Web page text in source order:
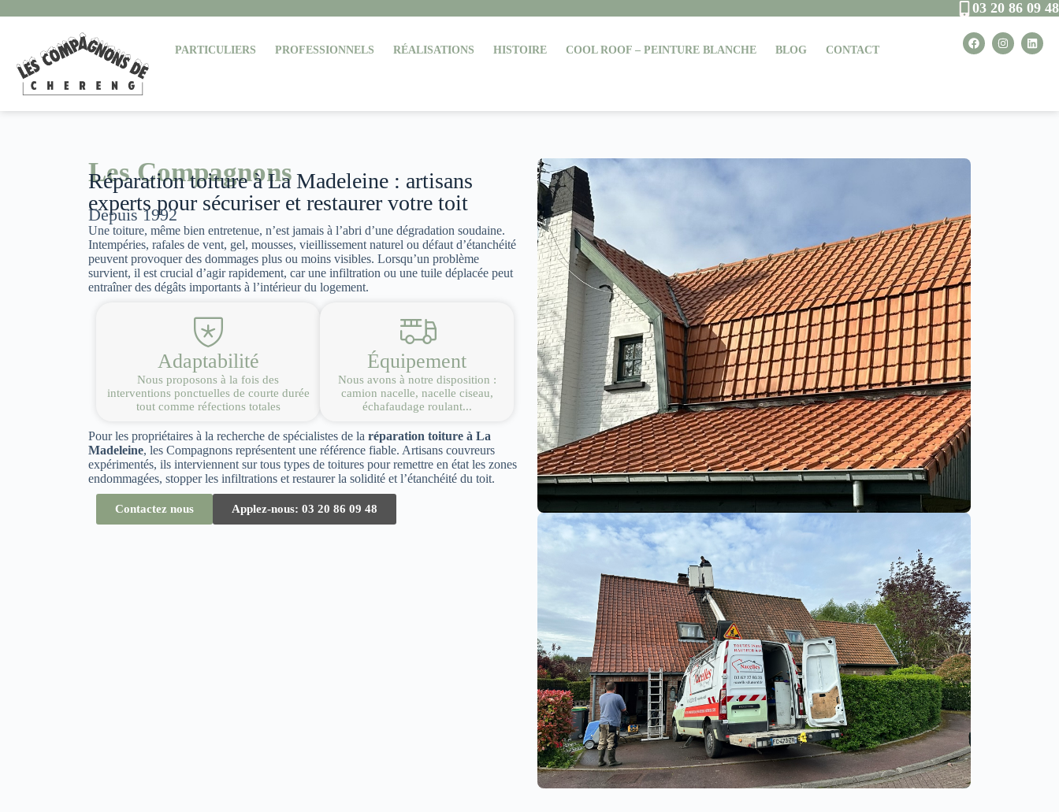
03 20 86 09 48
PARTICULIERS PROFESSIONNELS RÉALISATIONS HISTOIRE COOL ROOF – PEINTURE BLANCHE BLOG CONTACT
Les Compagnons
Réparation toiture à La Madeleine : artisans
experts pour sécuriser et restaurer votre toit
Depuis 1992
Une toiture, même bien entretenue, n’est jamais à l’abri d’une dégradation soudaine.
Intempéries, rafales de vent, gel, mousses, vieillissement naturel ou défaut d’étanchéité
peuvent provoquer des dommages plus ou moins visibles. Lorsqu’un problème
survient, il est crucial d’agir rapidement, car une infiltration ou une tuile déplacée peut
entraîner des dégâts importants à l’intérieur du logement.
Adaptabilité
Nous proposons à la fois des
interventions ponctuelles de courte durée
tout comme réfections totales
Équipement
Nous avons à notre disposition :
camion nacelle, nacelle ciseau,
échafaudage roulant...
Pour les propriétaires à la recherche de spécialistes de la réparation toiture à La
Madeleine, les Compagnons représentent une référence fiable. Artisans couvreurs
expérimentés, ils interviennent sur tous types de toitures pour remettre en état les zones
endommagées, stopper les infiltrations et restaurer la solidité et l’étanchéité du toit.
Contactez nous Applez-nous: 03 20 86 09 48